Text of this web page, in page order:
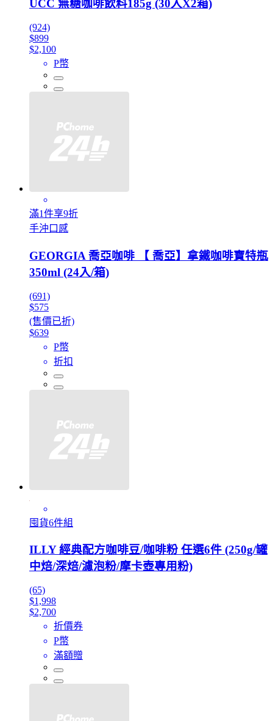
UCC 無糖咖啡飲料185g (30入X2箱)
(924)
$899
$2,100
P幣
滿1件享9折
手沖口感
GEORGIA 喬亞咖啡 【 喬亞】拿鐵咖啡寶特瓶
350ml (24入/箱)
(691)
$575
(售價已折)
$639
P幣
折扣
囤貨6件組
ILLY 經典配方咖啡豆/咖啡粉 任選6件 (250g/罐
中焙/深焙/濾泡粉/摩卡壺專用粉)
(65)
$1,998
$2,700
折價券
P幣
滿額贈